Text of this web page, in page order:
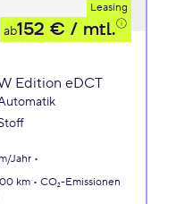
Leasing
ab152 € / mtl.
Edition eDCT
Jahr
km
CO₂-Emissionen